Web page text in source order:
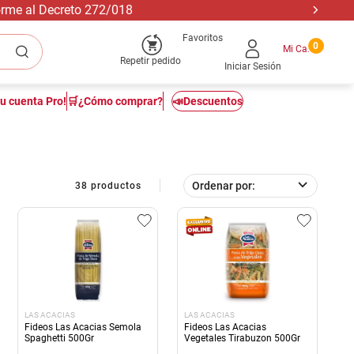
al Decreto 272/018
Repetir pedido
Favoritos
Iniciar Sesión
0
cuenta Pro! 🛒¿Cómo comprar? 📣Descuentos
38 productos Ordenar por
LAS ACACIAS
Fideos Las Acacias Semola
Spaghetti 500Gr
LAS ACACIAS
Fideos Las Acacias
Vegetales Tirabuzon 500Gr